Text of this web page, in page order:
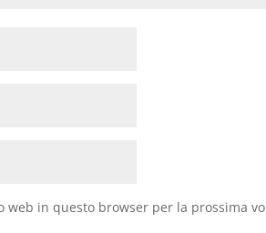
web in questo browser per la prossima